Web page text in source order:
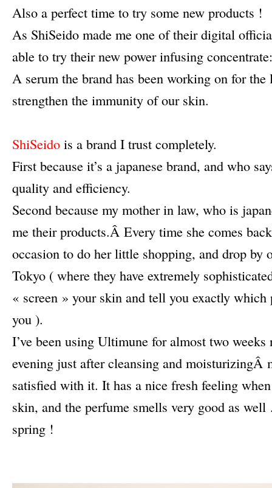
Also a perfect time to try some new products !
As ShiSeido made me one of their digital
able to try their new power infusing
A serum the brand has been working on for
strengthen the immunity of our skin.
ShiSeido is a brand I trust completely.
First because it’s a japanese brand, and who
quality and efficiency.
Second because my mother in law, who is
me their products.Â Every time she comes
occasion to do her little shopping, and drop by
Tokyo ( where they have extremely
« screen » your skin and tell you exactly which
you ).
I’ve been using Ultimune for almost two
evening just after cleansing and moisturizingÂ
satisfied with it. It has a nice fresh feeling
skin, and the perfume smells very good as
spring !